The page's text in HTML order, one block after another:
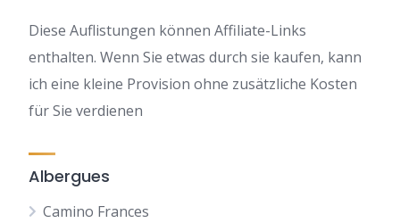
Diese Auflistungen können Affiliate-Links
enthalten. Wenn Sie etwas durch sie kaufen, kann
ich eine kleine Provision ohne zusätzliche Kosten
für Sie verdienen
Albergues
Camino Frances